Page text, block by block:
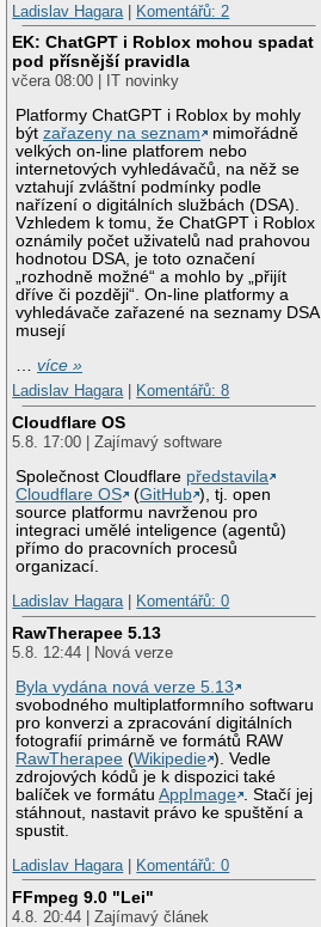
Ladislav Hagara
Komentářů: 2
EK: ChatGPT i Roblox mohou spadat
pod přísnější pravidla
včera 08:00 | IT novinky
Platformy ChatGPT i Roblox by mohly
býtzařazeny na seznam
mimořádně
velkých on-line platforem nebo
internetových vyhledávačů, na něž se
vztahují zvláštní podmínky podle
nařízení o digitálních službách (DSA).
Vzhledem k tomu, že ChatGPT i Roblox
oznámily počet uživatelů nad prahovou
hodnotou DSA, je toto označení
„rozhodně možné“ a mohlo by „přijít
dříve či později“. On-line platformy a
vyhledávače zařazené na seznamy DSA
musejí
…více »
Ladislav Hagara| Komentářů: 8
Cloudflare OS
5.8. 17:00 | Zajímavý software
Společnost Cloudflare představila
Cloudflare OS
(GitHub ), tj. open
source platformu navrženou pro
integraci umělé inteligence (agentů)
přímo do pracovních procesů
organizací.
Ladislav Hagara| Komentářů: 0
RawTherapee 5.13
5.8. 12:44 | Nová verze
Byla vydána nová verze 5.13
svobodného multiplatformního softwaru
pro konverzi a zpracování digitálních
fotografií primárně ve formátů RAW
RawTherapee (Wikipedie ). Vedle
zdrojových kódů je k dispozici také
balíček ve formátuAppImage
. Stačí jej
stáhnout, nastavit právo ke spuštění a
spustit.
Ladislav Hagara| Komentářů: 0
FFmpeg 9.0 "Lei"
4.8. 20:44 | Zajímavý článek